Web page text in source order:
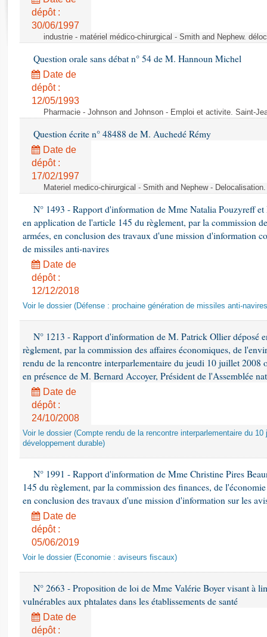
Rapports d'enquête
Rapports législatifs
Dossiers législatifs
Budget et sécurité sociale
Questions écrites et orales
dépôt :
30/06/1997
industrie - matériel médico-chirurgical - Smith and Nephew.
Question orale sans débat n° 54 de M. Hannoun Michel
Date de
dépôt :
12/05/1993
Pharmacie - Johnson and Johnson - Emploi et activite. Saint-
Question écrite n° 48488 de M. Auchedé Rémy
Date de
dépôt :
17/02/1997
Materiel medico-chirurgical - Smith and Nephew -
N° 1493 - Rapport d'information de Mme Natalia Pouzyreff
en application de l'article 145 du règlement, par la commission
armées, en conclusion des travaux d'une mission d'information
de missiles anti-navires
Date de
dépôt :
12/12/2018
Voir le dossier (Défense : prochaine génération de missiles anti-
N° 1213 - Rapport d'information de M. Patrick Ollier déposé
règlement, par la commission des affaires économiques, de
rendu de la rencontre interparlementaire du jeudi 10 juillet 2008
en présence de M. Bernard Accoyer, Président de l'Assemblée
Date de
dépôt :
24/10/2008
Voir le dossier (Compte rendu de la rencontre interparlementaire du
développement durable)
N° 1991 - Rapport d'information de Mme Christine Pires
145 du règlement, par la commission des finances, de
en conclusion des travaux d'une mission d'information sur les
Date de
dépôt :
05/06/2019
Voir le dossier (Economie : aviseurs fiscaux)
N° 2663 - Proposition de loi de Mme Valérie Boyer visant à
vulnérables aux phtalates dans les établissements de santé
Date de
dépôt :